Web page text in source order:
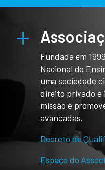
L
Fundada em
Nacional de
uma sociedade
direito privado e
missão é
avançadas.
Decreto de
Espaço do